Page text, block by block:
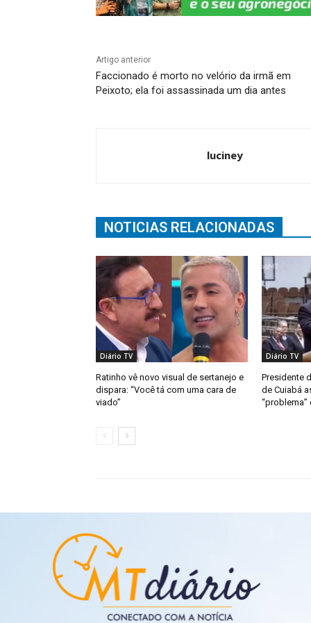
Artigo anterior
Faccionado é morto no velório da irmã em
Peixoto; ela foi assassinada um dia antes
luciney
NOTICIAS RELACIONADAS
Diário TV
Ratinho vê novo visual de sertanejo e
dispara: “Você tá com uma cara de
viado”
Diário TV
Presidente
de Cuiabá
“problema”